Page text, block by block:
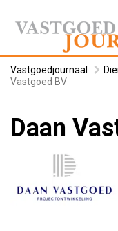
Vastgoedjournaal
Vastgoed BV
Daan